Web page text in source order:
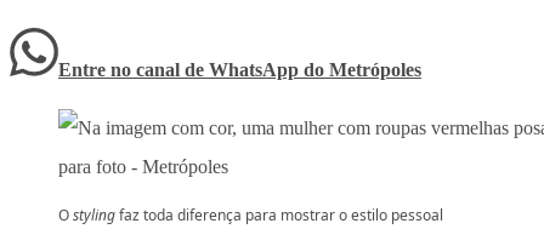
Entre no canal de WhatsApp do Metrópoles
Ostylingfaz toda diferença para mostrar o estilo pessoal